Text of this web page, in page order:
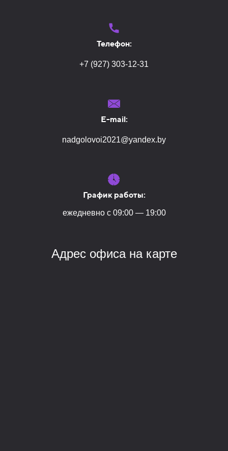
Телефон:
+7 (927) 303-12-31
E-mail:
nadgolovoi2021@yandex.by
График работы:
ежедневно с 09:00 — 19:00
Адрес офиса на карте